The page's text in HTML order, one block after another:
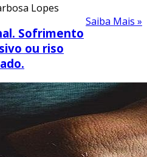
Lopes
Saiba Mais »
Sofrimento
ou riso